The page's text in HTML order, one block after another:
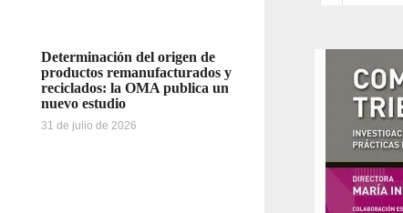
Determinación del origen de
productos remanufacturados y
reciclados: la OMA publica un
nuevo estudio
31 de julio de 2026